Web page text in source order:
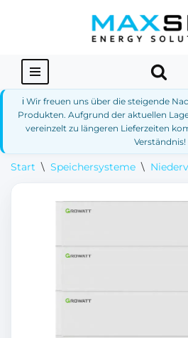
springen
ℹ️ Wir freuen uns über die steigende
Produkten. Aufgrund der aktuellen
vereinzelt zu längeren Lieferzeiten
Verständnis!
Start \ Speichersysteme \